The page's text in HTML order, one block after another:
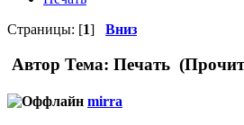
Страницы: [1] Вниз
Автор Тема: Печать
mirra